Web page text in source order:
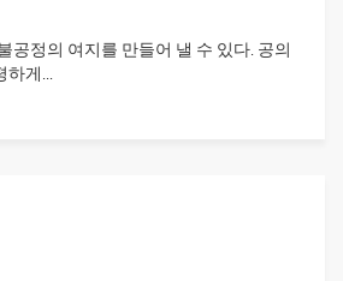
공정의 여지를 만들어 낼 수 있다. 공의
게...